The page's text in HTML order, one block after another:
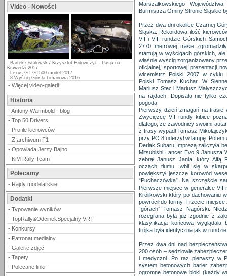
Video - Nowości
- Bartek Ostałowsk / Krzysztof Hołowczyc - Pasja na
Krawędzi 2017
- Lexus GT GT500 model 2017
- 8 Wyścig Górski Limanowa 2016
- Więcej video-galerii
Historia
- Antony Warmbold - blog
- Top 50 Drivers
- Profile kierowców
- Z archiwum F1
- Opowiada Jerzy Bajno
- KiM Rally Team
Polecamy
- Rajdy modelarskie
Dodatki
- Typowanie wyników
- TopRally&OdcinekSpecjalny VRT
- Konkursy
- Patronat medialny
- Galerie zdjęć
- Tapety
- Polecane linki
Marszałkowskiego
Burmistrza Gminy Stronie Śląskie
Przez dwa dni okolice Czarnej
Śląska. Rekordowa ilość
VII i VIII rundzie Górskich
2770 metrowej trasie
startują w wyścigach górskich,
właśnie wyścig zorganizowany
oficjalnej, sportowej prezentacji
wicemistrz Polski 2007 w cyklu
Polski Tomasz Kuchar. W
Mariusz Stec i Mariusz
na rajdach. Dopisała nie tylko
pogoda.
Pierwszy dzień zmagań na trasie
Zwycięzcę VII rundy kibice
dlatego, że zawodnicy swoimi
z trasy wypadł Tomasz
przy PO 8 uderzył w lampę.
Derlak Subaru Imprezą zaliczyła
Mitsubishi Lancer Evo 9 Janusza
zebrał Janusz Jania, który Alfą
oczach tłumu, wbił się w
powiększył jeszcze korowód
“Puchaczówka”. Na szczęście
Pierwsze miejsce w generalce VII
Królikowski który po dachowaniu
powrócił do formy. Trzecie
“górach” Tomasz Nagórski.
rozegrana była już zgodnie z
klasyfikacja końcowa wyglądała
trójka była identyczna jak w
Przez dwa dni nad
200 osób – sędziowie
i medyczni. Po raz pierwszy w
system betonowych barier
ogromne betonowe bloki (każdy